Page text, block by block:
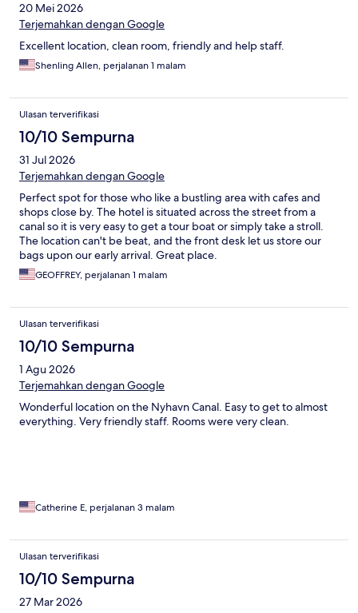
20 Mei 2026
Terjemahkan dengan Google
Excellent location, clean room, friendly and help staff.
Shenling Allen, perjalanan 1 malam
Ulasan terverifikasi
10/10 Sempurna
31 Jul 2026
Terjemahkan dengan Google
Perfect spot for those who like a bustling area with cafes and
shops close by. The hotel is situated across the street from a
canal so it is very easy to get a tour boat or simply take a stroll.
The location can't be beat, and the front desk let us store our
bags upon our early arrival. Great place.
GEOFFREY, perjalanan 1 malam
Ulasan terverifikasi
10/10 Sempurna
1 Agu 2026
Terjemahkan dengan Google
Wonderful location on the Nyhavn Canal. Easy to get to almost
everything. Very friendly staff. Rooms were very clean.
Catherine E, perjalanan 3 malam
Ulasan terverifikasi
10/10 Sempurna
27 Mar 2026